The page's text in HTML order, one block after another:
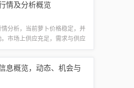
请注意关注最新消息以...
情及分析概览
分析，当前萝卜价格稳定，并
市场上供应充足，需求与供应
关注市场动态。市场供求...
息概览，动态、机会与